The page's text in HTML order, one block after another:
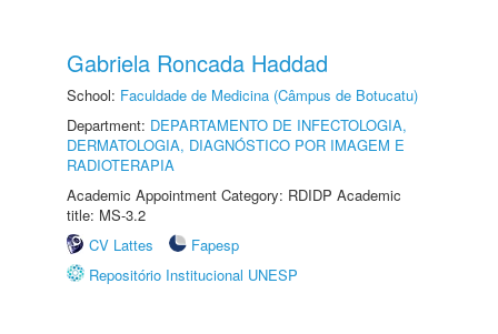
Gabriela Roncada Haddad
School: Faculdade de Medicina (Câmpus de Botucatu)
Department: DEPARTAMENTO DE INFECTOLOGIA,
DERMATOLOGIA, DIAGNÓSTICO POR IMAGEM E
RADIOTERAPIA
Academic Appointment Category: RDIDP Academic
title: MS-3.2
CV Lattes
Fapesp
Repositório Institucional UNESP